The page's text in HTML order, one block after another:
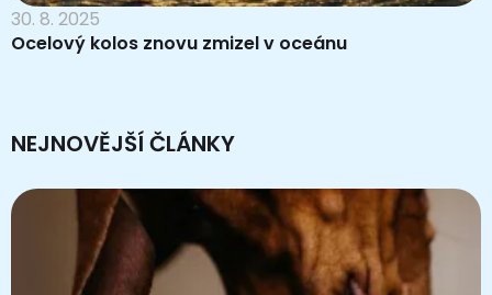
30. 8. 2025
Ocelový kolos znovu zmizel v oceánu
NEJNOVĚJŠÍ ČLÁNKY